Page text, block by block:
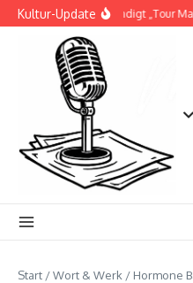
Zum Inhalt springen
Kultur-Update
Doja Cat kündigt „Tour Ma
Start /Wort & Werk / Hormone